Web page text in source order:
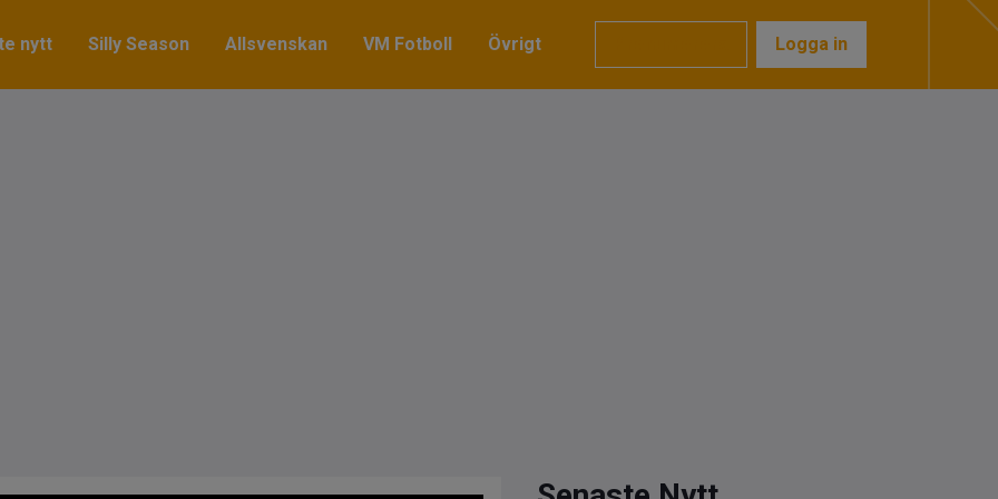
nytt Silly Season Allsvenskan VM Fotboll Övrigt Logga in